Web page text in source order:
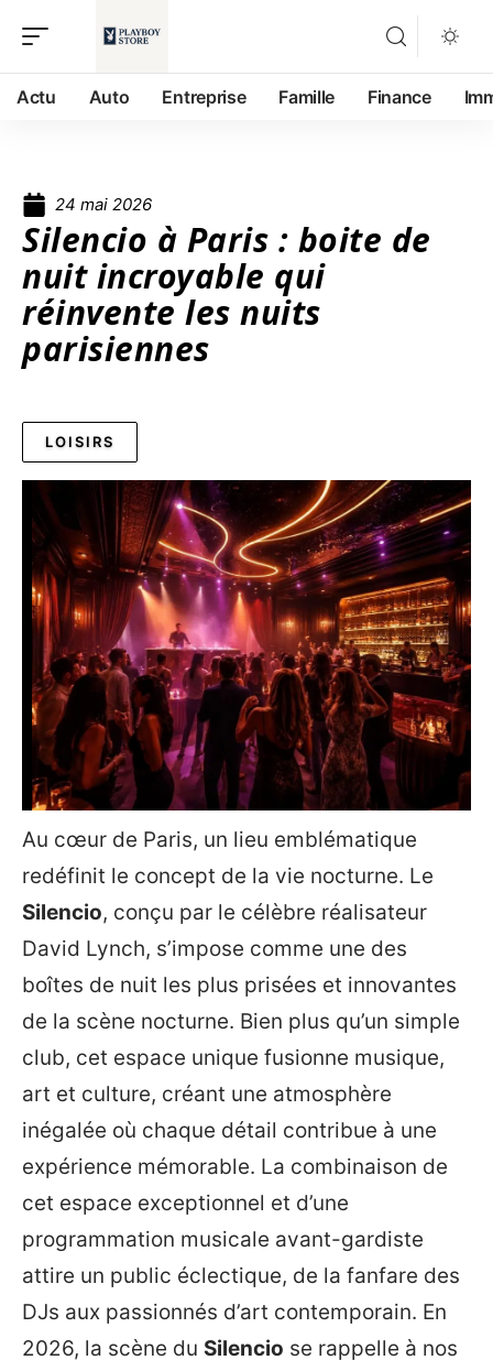
Actu Auto Entreprise Famille Finance
24 mai 2026
Silencio à Paris : boite de
nuit incroyable qui
réinvente les nuits
parisiennes
LOISIRS
Au cœur de Paris, un lieu emblématique
redéfinit le concept de la vie nocturne. Le
Silencio, conçu par le célèbre réalisateur
David Lynch, s’impose comme une des
boîtes de nuit les plus prisées et innovantes
de la scène nocturne. Bien plus qu’un simple
club, cet espace unique fusionne musique,
art et culture, créant une atmosphère
inégalée où chaque détail contribue à une
expérience mémorable. La combinaison de
cet espace exceptionnel et d’une
programmation musicale avant-gardiste
attire un public éclectique, de la fanfare des
DJs aux passionnés d’art contemporain. En
2026, la scène du Silencio se rappelle à nos